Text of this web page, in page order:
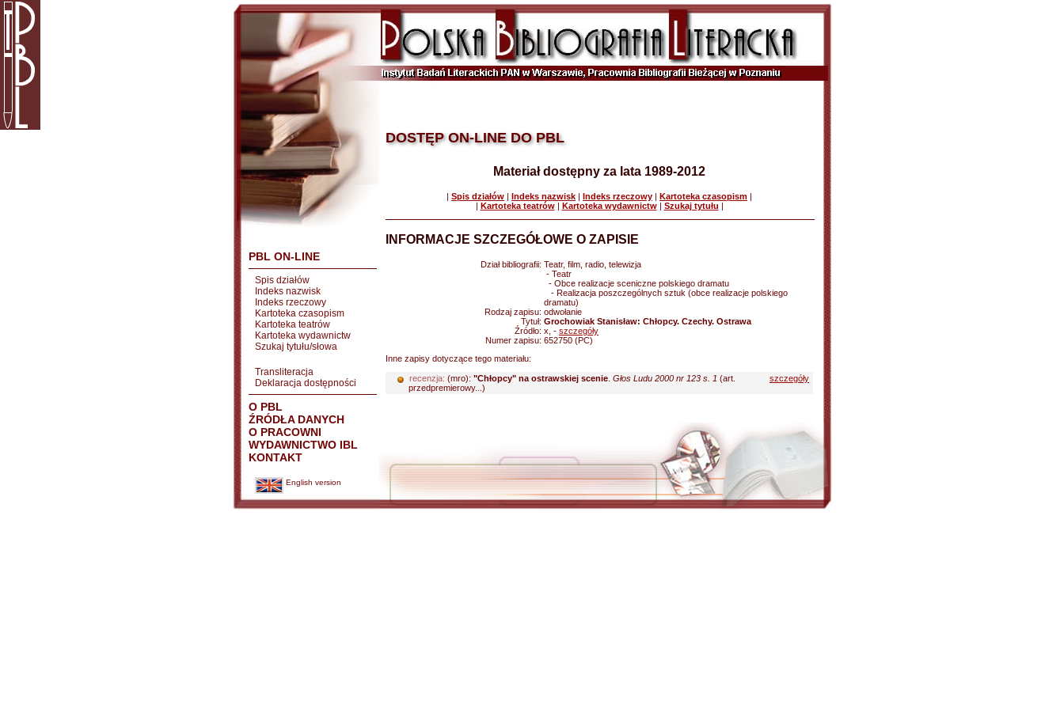
PBL ON-LINE
Spis działów
Indeks nazwisk
Indeks rzeczowy
Kartoteka czasopism
Kartoteka teatrów
Kartoteka wydawnictw
Szukaj tytułu/słowa
Transliteracja
Deklaracja dostępności
O PBL
ŹRÓDŁA DANYCH
O PRACOWNI
WYDAWNICTWO IBL
KONTAKT
English version
DOSTĘP ON-LINE DO PBL
Materiał dostępny za lata 1989-2012
| Spis działów | Indeks nazwisk | Indeks rzeczowy | Kartoteka czasopism |
| Kartoteka teatrów| Kartoteka wydawnictw| Szukaj tytułu |
INFORMACJE SZCZEGÓŁOWE O ZAPISIE
Dział bibliografii: Teatr, film, radio, telewizja
- Teatr
- Obce realizacje sceniczne polskiego dramatu
- Realizacja poszczególnych sztuk (obce realizacje polskiego
dramatu)
Rodzaj zapisu: odwołanie
Tytuł: Grochowiak Stanisław: Chłopcy. Czechy. Ostrawa
Źródło: x, - szczegóły
Numer zapisu: 652750 (PC)
Inne zapisy dotyczące tego materiału:
recenzja: (mro): "Chłopcy" na ostrawskiej scenie Głos Ludu 2000 nr 123 s. 1 (art.
przedpremierowy...)
szczegóły